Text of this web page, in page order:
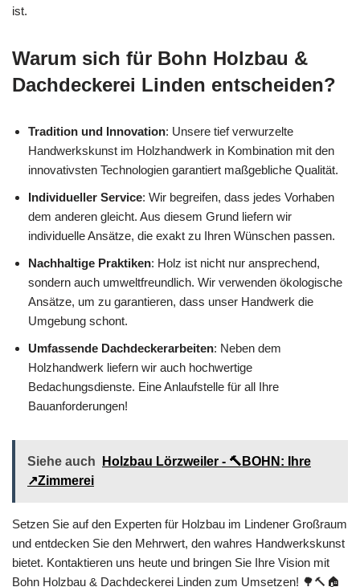
ist.
Warum sich für Bohn Holzbau &
Dachdeckerei Linden entscheiden?
Tradition und Innovation: Unsere tief verwurzelte
Handwerkskunst im Holzhandwerk in Kombination mit den
innovativsten Technologien garantiert maßgebliche Qualität.
Individueller Service: Wir begreifen, dass jedes Vorhaben
dem anderen gleicht. Aus diesem Grund liefern wir
individuelle Ansätze, die exakt zu Ihren Wünschen passen.
Nachhaltige Praktiken: Holz ist nicht nur ansprechend,
sondern auch umweltfreundlich. Wir verwenden ökologische
Ansätze, um zu garantieren, dass unser Handwerk die
Umgebung schont.
Umfassende Dachdeckerarbeiten: Neben dem
Holzhandwerk liefern wir auch hochwertige
Bedachungsdienste. Eine Anlaufstelle für all Ihre
Bauanforderungen!
Siehe auch
Holzbau Lörzweiler - 🔨BOHN: Ihre
↗️Zimmerei
Setzen Sie auf den Experten für Holzbau im Lindener Großraum
und entdecken Sie den Mehrwert, den wahres Handwerkskunst
bietet. Kontaktieren uns heute und bringen Sie Ihre Vision mit
Bohn Holzbau & Dachdeckerei Linden zum Umsetzen! 🌳🔨🏠